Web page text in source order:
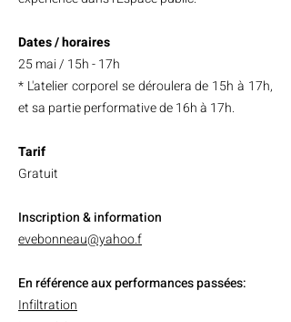
Dates / horaires
25 mai / 15h - 17h
* L'atelier corporel se déroulera de 15h à 17h,
et sa partie performative de 16h à 17h.
Tarif
Gratuit
Inscription & information
evebonneau@yahoo.f
En référence aux performances passées:
Infiltration